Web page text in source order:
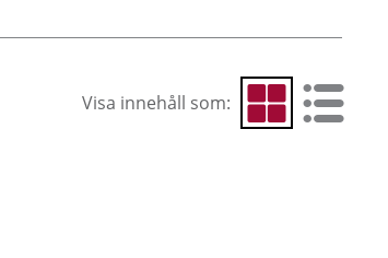
Visa innehåll som: Visa som rutnät
Visa som